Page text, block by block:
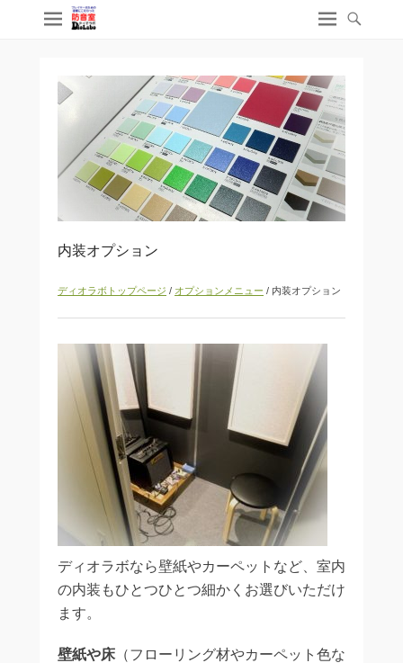
内装オプション
ディオラボトップページ / オプションメニュー / 内装オプション
ディオラボなら壁紙やカーペットなど、室内
の内装もひとつひとつ細かくお選びいただけ
ます。
壁紙や床 （フローリング材やカーペット色な